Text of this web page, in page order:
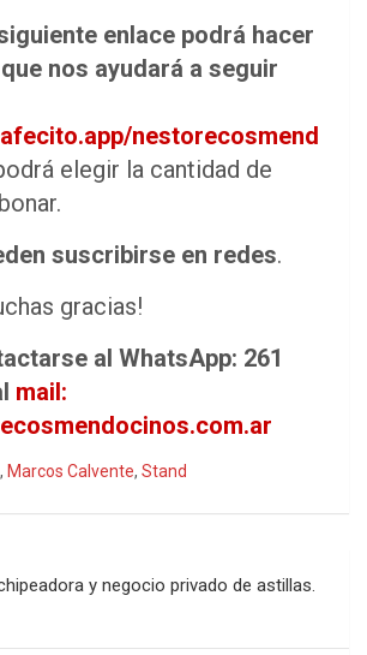
enlace podrá hacer
nos ayudará a seguir
nestorecosmend
elegir la cantidad de
suscribirse en redes.
gracias!
al WhatsApp: 261
mail:
, Marcos Calvente, Stand
y negocio privado de astillas.